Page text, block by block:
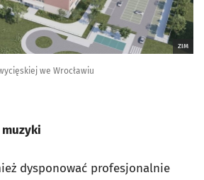
ZIM
we Wrocławiu
dysponować profesjonalnie